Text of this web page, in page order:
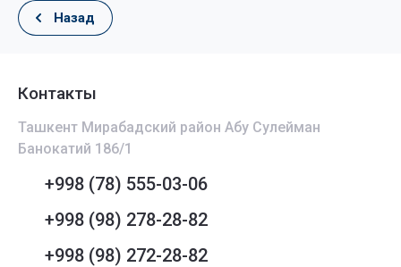
Назад
Контакты
Ташкент Мирабадский район Абу Сулейман
Банокатий 186/1
+998 (78) 555-03-06
+998 (98) 278-28-82
+998 (98) 272-28-82